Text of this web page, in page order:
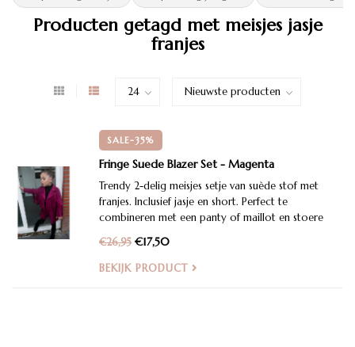
Producten getagd met meisjes jasje
franjes
SALE-35%
Fringe Suede Blazer Set - Magenta
Trendy 2-delig meisjes setje van suède stof met
franjes. Inclusief jasje en short. Perfect te
combineren met een panty of maillot en stoere
laarsjes. Maten 98/104 t/m 158/164.
€26,95 €17,50
BEKIJK PRODUCT